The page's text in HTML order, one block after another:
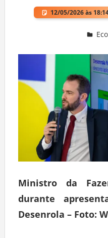
12/05/2026 às
Ministro da
durante
Desenrola – Foto: